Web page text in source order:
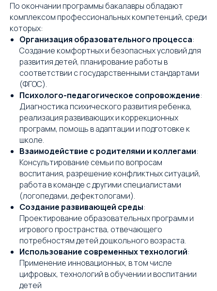
По окончании программы бакалавры обладают
комплексом профессиональных компетенций, среди
которых:
Организация образовательного процесса:
Создание комфортных и безопасных условий для
развития детей, планирование работы в
соответствии с государственными стандартами
(ФГОС).
Психолого-педагогическое сопровождение:
Диагностика психического развития ребенка,
реализация развивающих и коррекционных
программ, помощь в адаптации и подготовке к
школе.
Взаимодействие с родителями и коллегами:
Консультирование семьи по вопросам
воспитания, разрешение конфликтных ситуаций,
работа в команде с другими специалистами
(логопедами, дефектологами).
Создание развивающей среды:
Проектирование образовательных программ и
игрового пространства, отвечающего
потребностям детей дошкольного возраста.
Использование современных технологий:
Применение инновационных, в том числе
цифровых, технологий в обучении и воспитании
детей